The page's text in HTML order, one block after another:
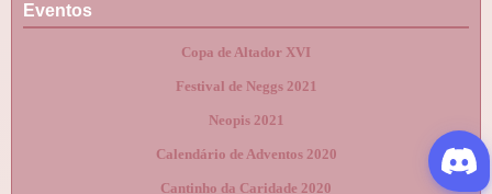
Eventos
Copa de Altador XVI
Festival de Neggs 2021
Neopis 2021
Calendário de Adventos 2020
Cantinho da Caridade 2020